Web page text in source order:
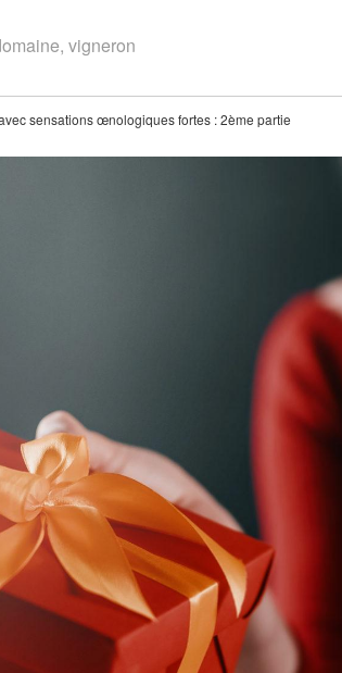
sensations œnologiques fortes : 2ème partie